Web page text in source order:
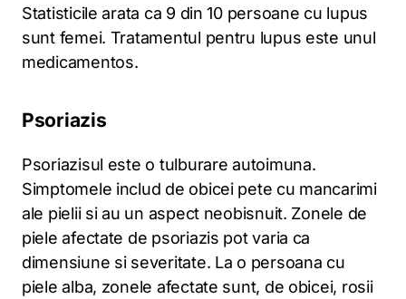
Statisticile arata ca 9 din 10 persoane cu lupus
sunt femei. Tratamentul pentru lupus este unul
medicamentos.
Psoriazis
Psoriazisul este o tulburare autoimuna.
Simptomele includ de obicei pete cu mancarimi
ale pielii si au un aspect neobisnuit. Zonele de
piele afectate de psoriazis pot varia ca
dimensiune si severitate. La o persoana cu
piele alba, zonele afectate sunt, de obicei, rosii